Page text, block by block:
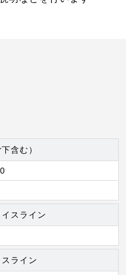
含む）
スライン
ライン